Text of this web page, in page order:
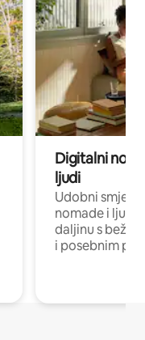
Digitalni
ljudi
Udobni
nomade i ljude
daljinu s
i posebnim